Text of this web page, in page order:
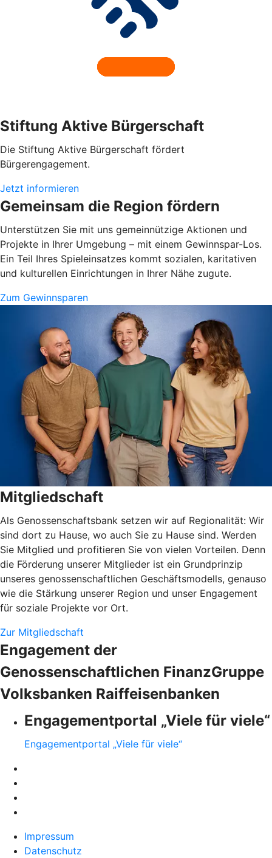
Stiftung Aktive Bürgerschaft
Die Stiftung Aktive Bürgerschaft fördert
Bürgerengagement.
Jetzt informieren
Gemeinsam die Region fördern
Unterstützen Sie mit uns gemeinnützige Aktionen und
Projekte in Ihrer Umgebung – mit einem Gewinnspar-Los.
Ein Teil Ihres Spieleinsatzes kommt sozialen, karitativen
und kulturellen Einrichtungen in Ihrer Nähe zugute.
Zum Gewinnsparen
Mitgliedschaft
Als Genossenschaftsbank setzen wir auf Regionalität: Wir
sind dort zu Hause, wo auch Sie zu Hause sind. Werden
Sie Mitglied und profitieren Sie von vielen Vorteilen. Denn
die Förderung unserer Mitglieder ist ein Grundprinzip
unseres genossenschaftlichen Geschäftsmodells, genauso
wie die Stärkung unserer Region und unser Engagement
für soziale Projekte vor Ort.
Zur Mitgliedschaft
Engagement der
Genossenschaftlichen FinanzGruppe
Volksbanken Raiffeisenbanken
Engagementportal „Viele für viele“
Engagementportal „Viele für viele“
Impressum
Datenschutz